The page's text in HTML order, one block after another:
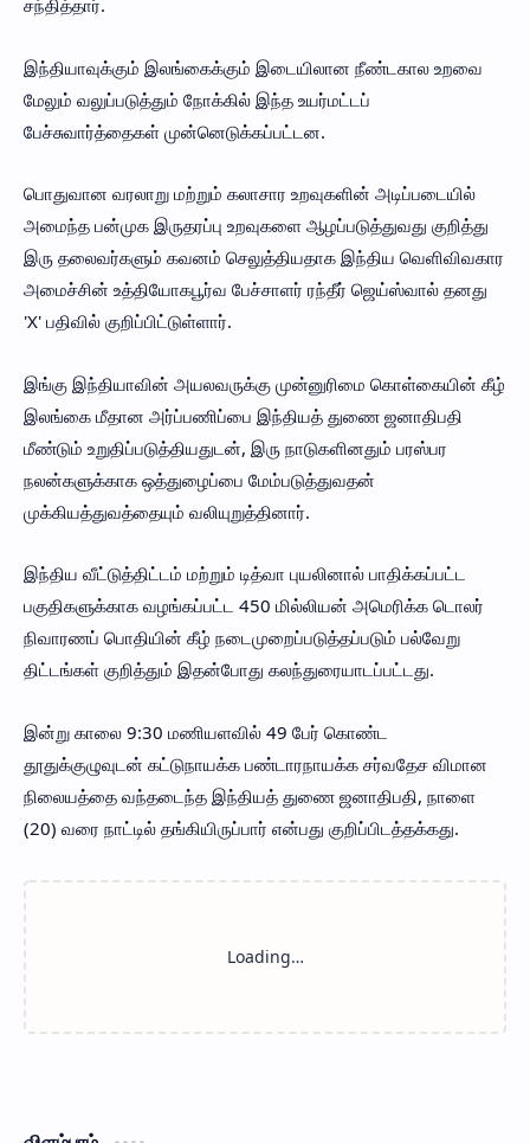
சந்தித்தார்.
இந்தியாவுக்கும் இலங்கைக்கும் இடையிலான நீண்டகால உறவை
மேலும் வலுப்படுத்தும் நோக்கில் இந்த உயர்மட்டப்
பேச்சுவார்த்தைகள் முன்னெடுக்கப்பட்டன.
பொதுவான வரலாறு மற்றும் கலாசார உறவுகளின் அடிப்படையில்
அமைந்த பன்முக இருதரப்பு உறவுகளை ஆழப்படுத்துவது குறித்து
இரு தலைவர்களும் கவனம் செலுத்தியதாக இந்திய வெளிவிவகார
அமைச்சின் உத்தியோகபூர்வ பேச்சாளர் ரந்தீர் ஜெய்ஸ்வால் தனது
'X' பதிவில் குறிப்பிட்டுள்ளார்.
இங்கு இந்தியாவின் அயலவருக்கு முன்னுரிமை கொள்கையின் கீழ்
இலங்கை மீதான அர்ப்பணிப்பை இந்தியத் துணை ஜனாதிபதி
மீண்டும் உறுதிப்படுத்தியதுடன், இரு நாடுகளினதும் பரஸ்பர
நலன்களுக்காக ஒத்துழைப்பை மேம்படுத்துவதன்
முக்கியத்துவத்தையும் வலியுறுத்தினார்.
இந்திய வீட்டுத்திட்டம் மற்றும் டித்வா புயலினால் பாதிக்கப்பட்ட
பகுதிகளுக்காக வழங்கப்பட்ட 450 மில்லியன் அமெரிக்க டொலர்
நிவாரணப் பொதியின் கீழ் நடைமுறைப்படுத்தப்படும் பல்வேறு
திட்டங்கள் குறித்தும் இதன்போது கலந்துரையாடப்பட்டது.
இன்று காலை 9:30 மணியளவில் 49 பேர் கொண்ட
தூதுக்குழுவுடன் கட்டுநாயக்க பண்டாரநாயக்க சர்வதேச விமான
நிலையத்தை வந்தடைந்த இந்தியத் துணை ஜனாதிபதி, நாளை
(20) வரை நாட்டில் தங்கியிருப்பார் என்பது குறிப்பிடத்தக்கது.